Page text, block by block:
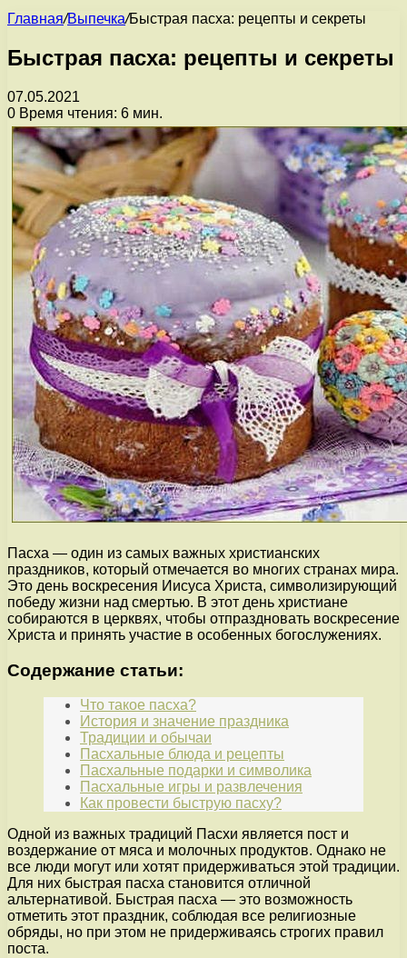
Главная/Выпечка/Быстрая пасха: рецепты и секреты
Быстрая пасха: рецепты и секреты
07.05.2021
0 Время чтения: 6 мин.
Пасха — один из самых важных христианских
праздников, который отмечается во многих странах мира.
Это день воскресения Иисуса Христа, символизирующий
победу жизни над смертью. В этот день христиане
собираются в церквях, чтобы отпраздновать воскресение
Христа и принять участие в особенных богослужениях.
Содержание статьи:
Что такое пасха?
История и значение праздника
Традиции и обычаи
Пасхальные блюда и рецепты
Пасхальные подарки и символика
Пасхальные игры и развлечения
Как провести быструю пасху?
Одной из важных традиций Пасхи является пост и
воздержание от мяса и молочных продуктов. Однако не
все люди могут или хотят придерживаться этой традиции.
Для них быстрая пасха становится отличной
альтернативой. Быстрая пасха — это возможность
отметить этот праздник, соблюдая все религиозные
обряды, но при этом не придерживаясь строгих правил
поста.